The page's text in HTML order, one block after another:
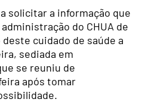
solicitar a informação que
do CHUA de
cuidado de saúde a
sediada em
se reuniu de
após tomar